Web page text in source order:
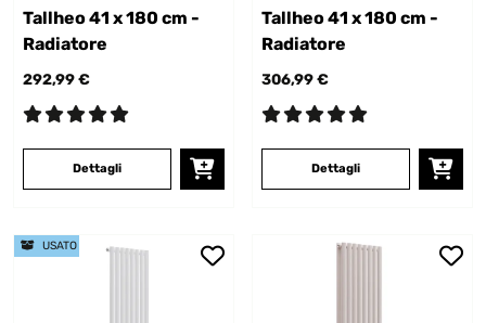
Tallheo 41 x 180 cm -
Radiatore
292,99 €
Dettagli
Tallheo 41 x 180 cm -
Radiatore
306,99 €
Dettagli
USATO